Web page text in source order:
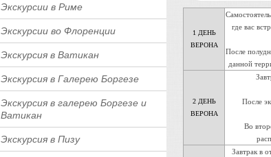
Экскурсии в Риме
Экскурсии во Флоренции
Экскурсия в Ватикан
Экскурсия в Галерею Боргезе
Экскурсия в галерею Боргезе и
Ватикан
Экскурсия в Пизу
1 ДЕНЬ
ВЕРОНА
где вас
После
данной
2 ДЕНЬ
ВЕРОНА
После
Во
Завтрак в